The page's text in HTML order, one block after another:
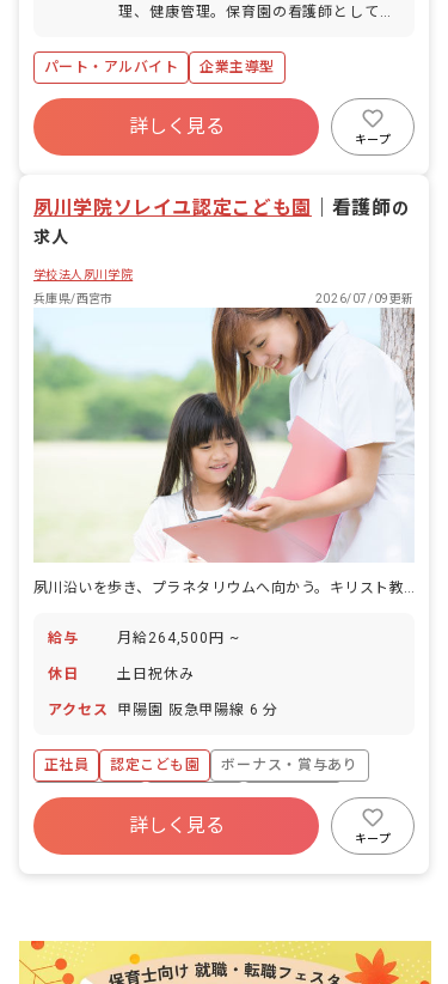
理、健康管理。保育園の看護師として、
保育園生活をサポートしていただきま
す。 ■園児年齢層：0～2歳児
パート・アルバイト 企業主導型
詳しく見る
キープ
夙川学院ソレイユ認定こども園 看護師の
求人
学校法人夙川学院
兵庫県/西宮市
2026/07/09更新
給与 月給264,500円 ~
休日 土日祝休み
アクセス 甲陽園 阪急甲陽線 6 分
正社員 認定こども園
ボーナス・賞与あり
社会保険完備
土日祝休み
退職金制度
昇給昇進あり詳しく見る
キープ